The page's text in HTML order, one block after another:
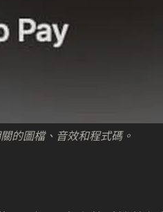
的圖檔、音效和程式碼。